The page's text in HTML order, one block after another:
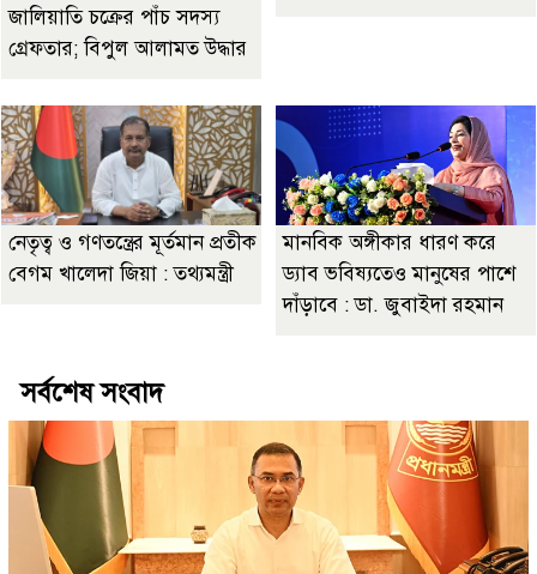
জালিয়াতি চক্রের পাঁচ সদস্য
গ্রেফতার; বিপুল আলামত উদ্ধার
নেতৃত্ব ও গণতন্ত্রের মূর্তমান প্রতীক
বেগম খালেদা জিয়া : তথ্যমন্ত্রী
মানবিক অঙ্গীকার ধারণ করে
ড্যাব ভবিষ্যতেও মানুষের পাশে
দাঁড়াবে : ডা. জুবাইদা রহমান
সর্বশেষ সংবাদ